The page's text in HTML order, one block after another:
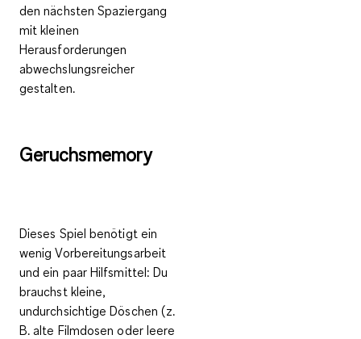
den nächsten Spaziergang
mit kleinen
Herausforderungen
abwechslungsreicher
gestalten.
Geruchsmemory
Dieses Spiel benötigt ein
wenig Vorbereitungsarbeit
und ein paar Hilfsmittel: Du
brauchst kleine,
undurchsichtige Döschen (z.
B. alte Filmdosen oder leere